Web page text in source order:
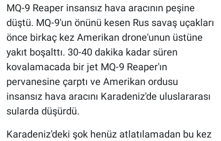
MQ-9 Reaper insansız hava aracının peşine
düştü. MQ-9'un önünü kesen Rus savaş uçakları
önce birkaç kez Amerikan drone'unun üstüne
yakıt boşalttı. 30-40 dakika kadar süren
kovalamacada bir jet MQ-9 Reaper'ın
pervanesine çarptı ve Amerikan ordusu
insansız hava aracını Karadeniz'de uluslararası
sularda düşürdü.
Karadeniz'deki şok henüz atlatılamadan bu kez